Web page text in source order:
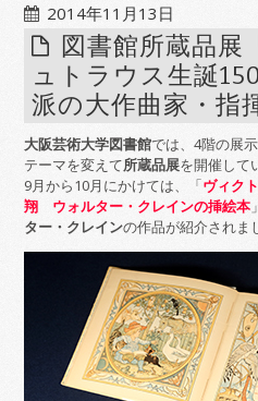
2014年11月13日
図書館所蔵品展
ュトラウス生誕
派の大作曲家・指
大阪芸術大学図書館では、4階の展
テーマを変えて所蔵品展を開催して
9月から10月にかけては、「ヴィク
翔 ウォルター・クレインの挿絵本
ター・クレインの作品が紹介されま